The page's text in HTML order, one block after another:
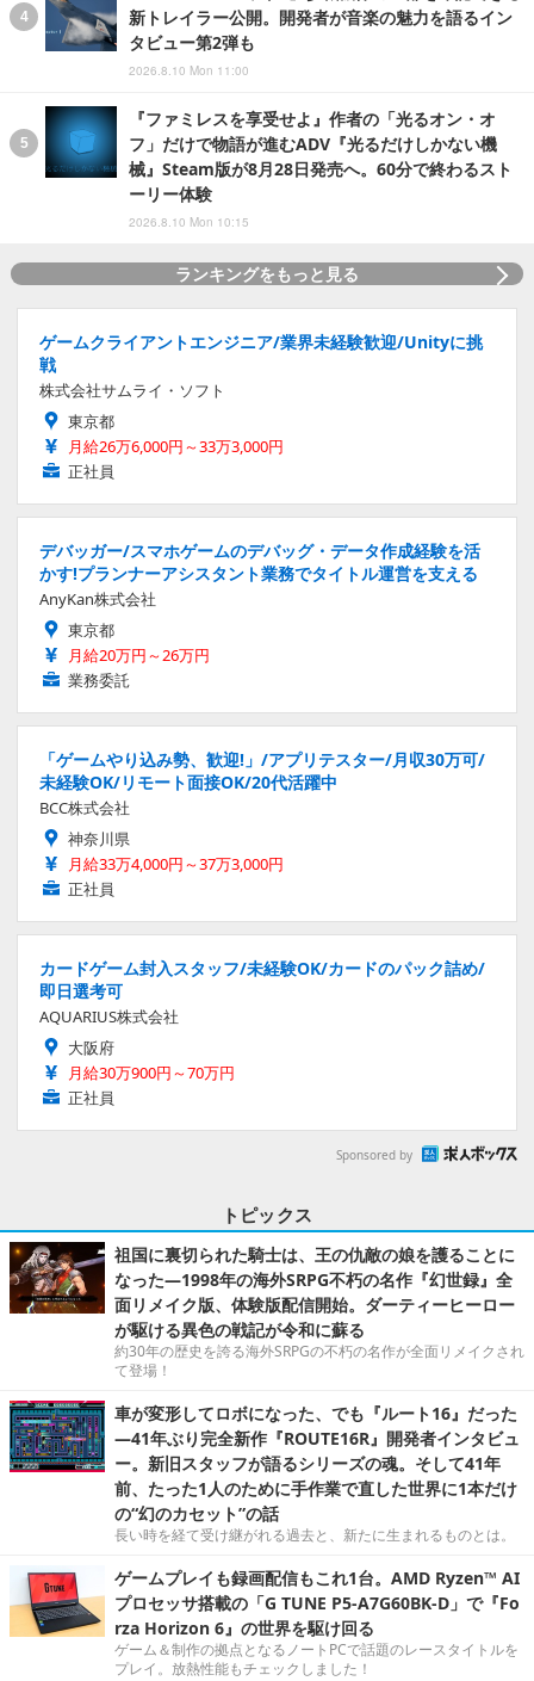
新トレイラー公開。開発者が音楽の魅力を語るイン
タビュー第2弾も
2026.8.10 Mon 11:00
『ファミレスを享受せよ』作者の「光るオン・オ
フ」だけで物語が進むADV『光るだけしかない機
械』Steam版が8月28日発売へ。60分で終わるスト
ーリー体験
2026.8.10 Mon 10:15
ランキングをもっと見る
ゲームクライアントエンジニア/業界未経験歓迎/Unityに挑
戦
株式会社サムライ・ソフト
東京都
月給26万6,000円～33万3,000円
正社員
デバッガー/スマホゲームのデバッグ・データ作成経験を活
かす!プランナーアシスタント業務でタイトル運営を支える
AnyKan株式会社
東京都
月給20万円～26万円
業務委託
「ゲームやり込み勢、歓迎!」/アプリテスター/月収30万可/
未経験OK/リモート面接OK/20代活躍中
BCC株式会社
神奈川県
月給33万4,000円～37万3,000円
正社員
カードゲーム封入スタッフ/未経験OK/カードのパック詰め/
即日選考可
AQUARIUS株式会社
大阪府
月給30万900円～70万円
正社員
Sponsored by
トピックス
祖国に裏切られた騎士は、王の仇敵の娘を護ることに
なった―1998年の海外SRPG不朽の名作『幻世録』全
面リメイク版、体験版配信開始。ダーティーヒーロー
が駆ける異色の戦記が令和に蘇る
約30年の歴史を誇る海外SRPGの不朽の名作が全面リメイクされ
て登場！
車が変形してロボになった、でも『ルート16』だった
―41年ぶり完全新作『ROUTE16R』開発者インタビュ
ー。新旧スタッフが語るシリーズの魂。そして41年
前、たった1人のために手作業で直した世界に1本だけ
の“幻のカセット”の話
長い時を経て受け継がれる過去と、新たに生まれるものとは。
ゲームプレイも録画配信もこれ1台。AMD Ryzen™ AI
プロセッサ搭載の「G TUNE P5-A7G60BK-D」で『Fo
rza Horizon 6』の世界を駆け回る
ゲーム＆制作の拠点となるノートPCで話題のレースタイトルを
プレイ。放熱性能もチェックしました！